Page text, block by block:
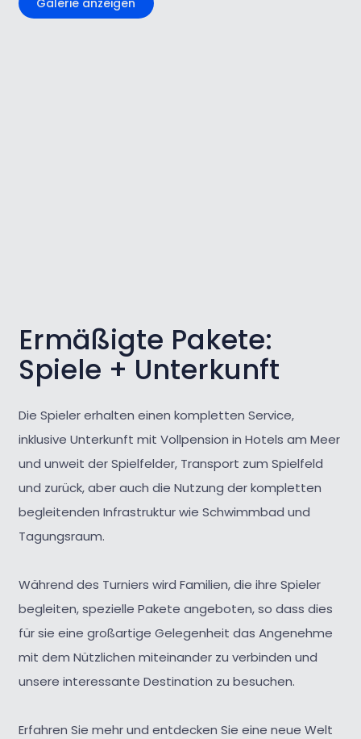
Galerie anzeigen
Ermäßigte Pakete:
Spiele + Unterkunft
Die Spieler erhalten einen kompletten Service,
inklusive Unterkunft mit Vollpension in Hotels am Meer
und unweit der Spielfelder, Transport zum Spielfeld
und zurück, aber auch die Nutzung der kompletten
begleitenden Infrastruktur wie Schwimmbad und
Tagungsraum.
Während des Turniers wird Familien, die ihre Spieler
begleiten, spezielle Pakete angeboten, so dass dies
für sie eine großartige Gelegenheit das Angenehme
mit dem Nützlichen miteinander zu verbinden und
unsere interessante Destination zu besuchen.
Erfahren Sie mehr und entdecken Sie eine neue Welt